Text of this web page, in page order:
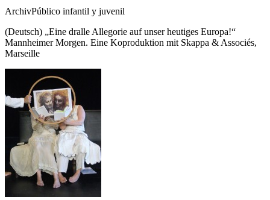
ArchivPúblico infantil y juvenil
(Deutsch) „Eine dralle Allegorie auf unser heutiges Europa!“
Mannheimer Morgen. Eine Koproduktion mit Skappa & Associés,
Marseille